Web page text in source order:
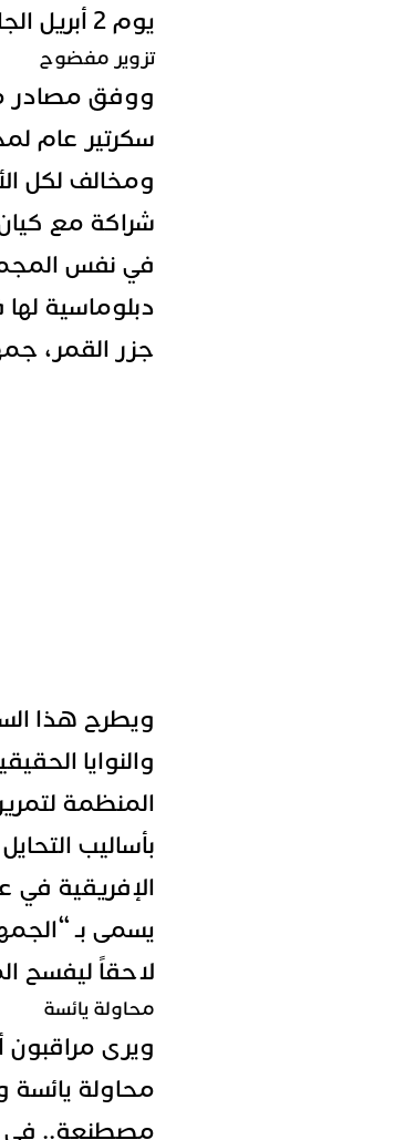
يوم 2 أبريل الجاري.
تزوير مفضوح
ووفق مصادر
ومخالف لكل
شراكة مع
في نفس
دبلوماسية
جزر القمر،
ويطرح هذا
والنوايا
المنظمة
بأساليب
الإفريقية
يسمى بـ
لاحقاً ليفسح
محاولة يائسة
ويرى مراقبون
محاولة يائسة
مصطنعة.. في